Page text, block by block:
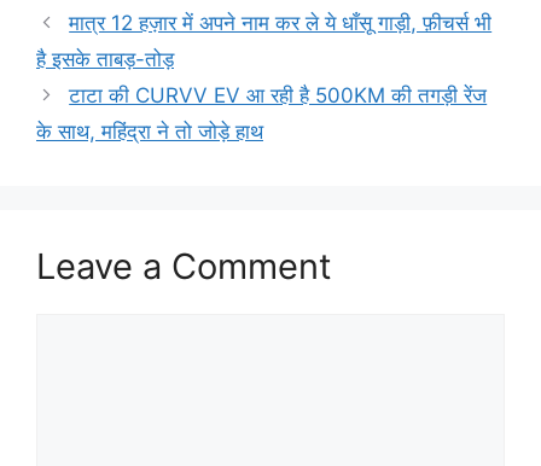
मात्र 12 हज़ार में अपने नाम कर ले ये धाँसू गाड़ी, फ़ीचर्स भी
है इसके ताबड़-तोड़
टाटा की CURVV EV आ रही है 500KM की तगड़ी रेंज
के साथ, महिंद्रा ने तो जोड़े हाथ
Leave a Comment